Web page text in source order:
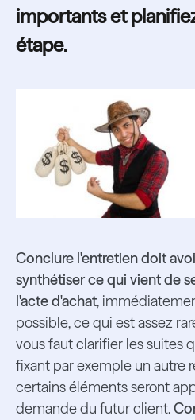
importants et
étape.
Conclure l'entretien doit
synthétiser ce qui vient de
l'acte d'achat,
possible, ce qui est assez
vous faut clarifier les suites
fixant par exemple un autre
certains éléments seront
demande du futur client.